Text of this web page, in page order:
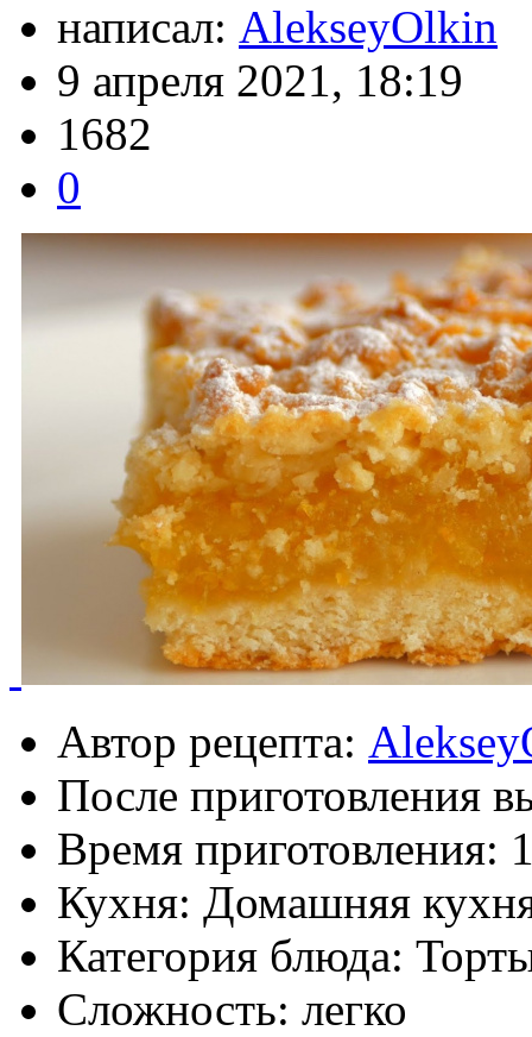
написал: AlekseyOlkin
9 апреля 2021, 18:19
1682
0
Автор рецепта:
После приготовления
Время приготовления:
Кухня: Домашняя
Категория блюда:
Сложность: легко